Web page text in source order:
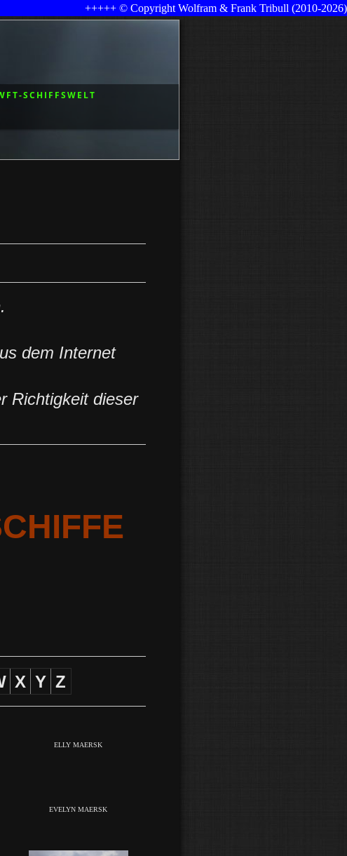
+++++ © Copyright Wolfram & Frank Tribull (2010-2026)
SCHIFFSWELT
dem Internet
Richtigkeit dieser
X Y Z
ELLY MAERSK
EVELYN MAERSK